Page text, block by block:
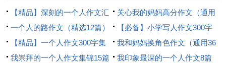
【精品】深刻的一个人作文汇
编九篇
关心我的妈妈高分作文（通用
12篇）
一个人的路作文（精选12篇）
【必备】小学写人作文300字
集合6篇
【精品】一个人作文300字集
锦5篇
我和妈妈换角色作文（通用36
篇）
我崇拜的一个人作文集锦15篇 我印象最深的一个人作文8篇